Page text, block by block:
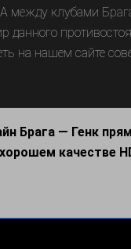
между клубами
данного
на нашем сайте
Брага — Генк
качестве